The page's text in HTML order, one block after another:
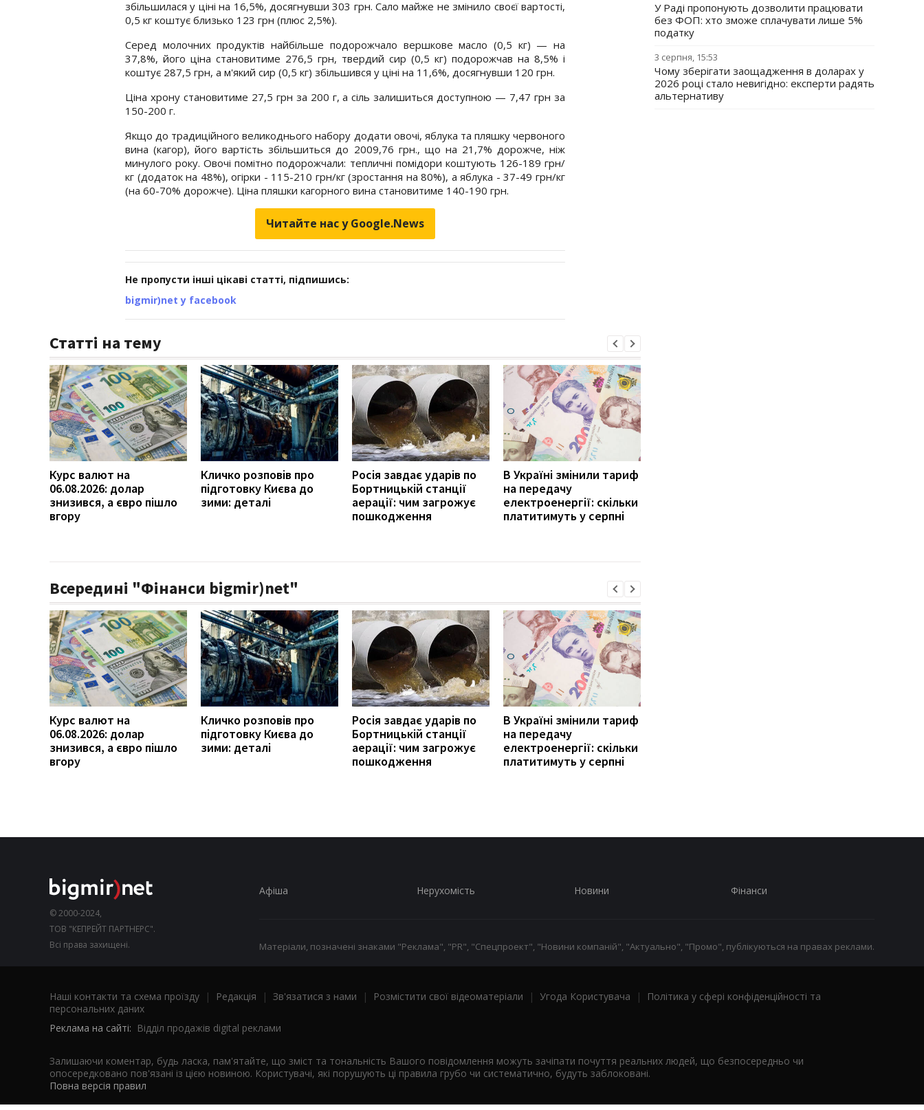
збільшилася у ціні на 16,5%, досягнувши 303 грн. Сало майже не змінило своєї вартості,
0,5 кг коштує близько 123 грн (плюс 2,5%).
Серед молочних продуктів найбільше подорожчало вершкове масло (0,5 кг) — на
37,8%, його ціна становитиме 276,5 грн, твердий сир (0,5 кг) подорожчав на 8,5% і
коштує 287,5 грн, а м'який сир (0,5 кг) збільшився у ціні на 11,6%, досягнувши 120 грн.
Ціна хрону становитиме 27,5 грн за 200 г, а сіль залишиться доступною — 7,47 грн за
150-200 г.
Якщо до традиційного великоднього набору додати овочі, яблука та пляшку червоного
вина (кагор), його вартість збільшиться до 2009,76 грн., що на 21,7% дорожче, ніж
минулого року. Овочі помітно подорожчали: тепличні помідори коштують 126-189 грн/
кг (додаток на 48%), огірки - 115-210 грн/кг (зростання на 80%), а яблука - 37-49 грн/кг
(на 60-70% дорожче). Ціна пляшки кагорного вина становитиме 140-190 грн.
Читайте нас у Google.News
Не пропусти інші цікаві статті, підпишись:
bigmir)net у facebook
Статті на тему
Курс валют на
06.08.2026: долар
знизився, а євро пішло
вгору
Кличко розповів про
підготовку Києва до
зими: деталі
Росія завдає ударів по
Бортницькій станції
аерації: чим загрожує
пошкодження
В Україні змінили тариф
на передачу
електроенергії: скільки
платитимуть у серпні
Всередині "Фінанси bigmir)net"
Курс валют на
06.08.2026: долар
знизився, а євро пішло
вгору
Кличко розповів про
підготовку Києва до
зими: деталі
Росія завдає ударів по
Бортницькій станції
аерації: чим загрожує
пошкодження
В Україні змінили тариф
на передачу
електроенергії: скільки
платитимуть у серпні
У Раді пропонують дозволити працювати
без ФОП: хто зможе сплачувати лише 5%
податку
3 серпня, 15:53
Чому зберігати заощадження в доларах у
2026 році стало невигідно: експерти радять
альтернативу
© 2000-2024,
ТОВ "КЕПРЕЙТ ПАРТНЕРС".
Всі права захищені.
Афіша Нерухомість Новини Фінанси
Матеріали, позначені знаками "Реклама", "PR", "Спецпроект", "Новини компаній", "Актуально", "Промо", публікуються на правах реклами.
Наші контакти та схема проїзду | Редакція | Зв'язатися з нами | Розмістити свої відеоматеріали | Угода Користувача |
Політика у сфері конфіденційності та
персональних даних
Реклама на сайті: Відділ продажів digital реклами
Залишаючи коментар, будь ласка, пам'ятайте, що зміст та тональність Вашого повідомлення можуть зачіпати почуття реальних людей, що безпосередньо чи
опосередковано пов'язані із цією новиною. Користувачі, які порушують ці правила грубо чи систематично, будуть заблоковані.
Повна версія правил